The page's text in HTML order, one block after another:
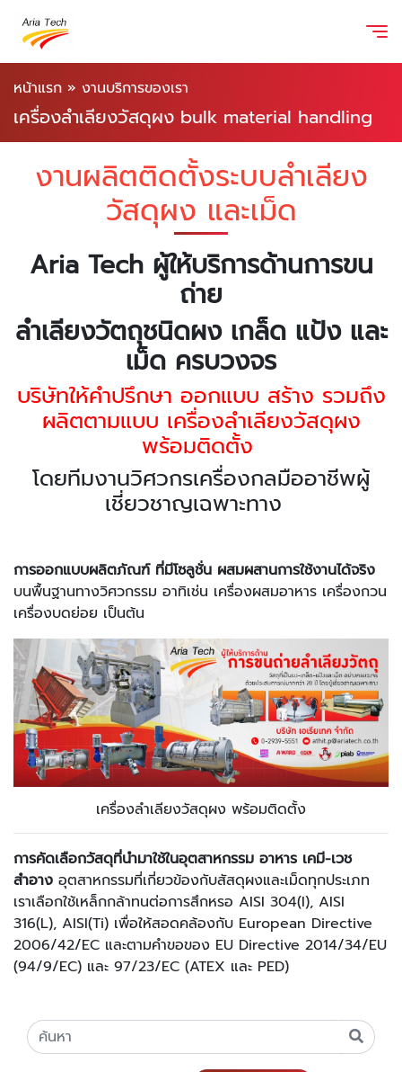
หน้าแรก » งานบริการของเรา
เครื่องลำเลียงวัสดุผง bulk material handling
งานผลิตติดตั้งระบบลำเลียง
วัสดุผง และเม็ด
Aria Tech ผู้ให้บริการด้านการขน
ถ่าย
ลำเลียงวัตถุชนิดผง เกล็ด แป้ง และ
เม็ด ครบวงจร
บริษัทให้คำปรึกษา ออกแบบ สร้าง รวมถึง
ผลิตตามแบบ เครื่องลำเลียงวัสดุผง
พร้อมติดตั้ง
โดยทีมงานวิศวกรเครื่องกลมืออาชีพผู้
เชี่ยวชาญเฉพาะทาง
การออกแบบผลิตภัณฑ์ ที่มีโซลูชั่น ผสมผสานการใช้งานได้จริง
บนพื้นฐานทางวิศวกรรม อาทิเช่น เครื่องผสมอาหาร เครื่องกวน
เครื่องบดย่อย เป็นต้น
เครื่องลำเลียงวัสดุผง พร้อมติดตั้ง
การคัดเลือกวัสดุที่นำมาใช้ในอุตสาหกรรม อาหาร เคมี-เวช
สำอาง อุตสาหกรรมที่เกี่ยวข้องกับสัสดุผงและเม็ดทุกประเภท
เราเลือกใช้เหล็กกล้าทนต่อการสึกหรอ AISI 304(I), AISI
316(L), AISI(Ti) เพื่อให้สอดคล้องกับ European Directive
2006/42/EC และตามคำขอของ EU Directive 2014/34/EU
(94/9/EC) และ 97/23/EC (ATEX และ PED)